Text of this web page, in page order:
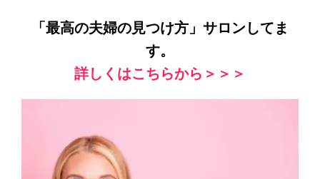
「最高の夫婦の見つけ方」サロンしてま
す。
詳しくはこちらから＞＞＞